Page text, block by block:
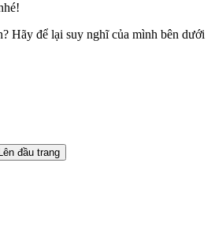
Hãy để lại suy nghĩ của mình bên dưới
Lên đầu trang